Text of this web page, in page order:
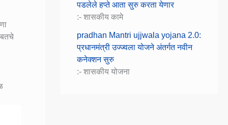
पडलेले हप्ते आता सुरु करता येणार
:- शासकीय कामे
pradhan Mantri ujjwala yojana 2.0:
प्रधानमंत्री उज्ज्वला योजने अंतर्गत नवीन
कनेक्शन सुरु
:- शासकीय योजना